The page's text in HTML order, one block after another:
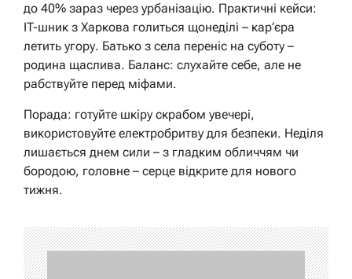
до 40% зараз через урбанізацію. Практичні кейси:
IT-шник з Харкова голиться щонеділі – кар’єра
летить угору. Батько з села переніс на суботу –
родина щаслива. Баланс: слухайте себе, але не
рабствуйте перед міфами.
Порада: готуйте шкіру скрабом увечері,
використовуйте електробритву для безпеки. Неділя
лишається днем сили – з гладким обличчям чи
бородою, головне – серце відкрите для нового
тижня.